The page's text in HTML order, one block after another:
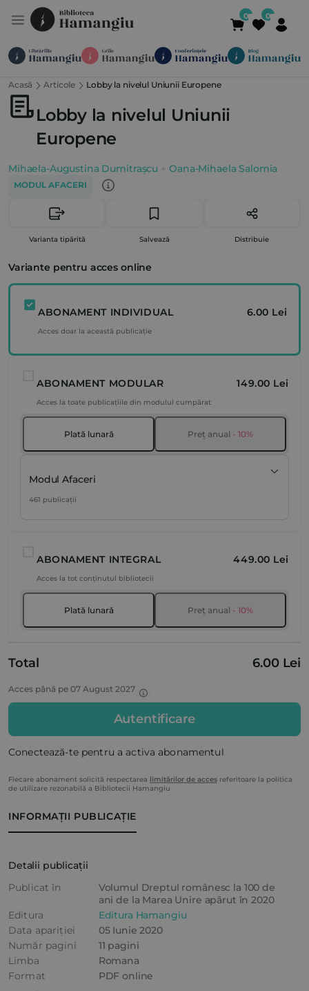
Module Publicații Abonamente
Suport Contact Newsletter 021 336 01 25
Acasă Articole Lobby la nivelul Uniunii Europene
Lobby la nivelul Uniunii
Europene
Mihaela-Augustina Dumitrașcu Oana-Mihaela Salomia
MODUL AFACERI
Varianta tipărită Salvează Distribuie
INFORMAȚII PUBLICAȚIE
Detalii publicații
Publicat în
Volumul Dreptul românesc la 100 de
ani de la Marea Unire apărut în 2020
Editura
Editura Hamangiu
Data apariției
05 Iunie 2020
Număr pagini
11 pagini
Limba
Romana
Format
PDF online
Variante pentru acces online
ABONAMENT INDIVIDUAL 6.00 Lei
Acces doar la această publicație
ABONAMENT MODULAR 149.00 Lei
Acces la toate publicațiile din modulul cumpărat
Plată lunară Preț anual - 10%
Modul Afaceri
461 publicații
ABONAMENT INTEGRAL 449.00 Lei
Acces la tot conținutul bibliotecii
Plată lunară Preț anual - 10%
Total 6.00 Lei
Acces până pe 07 August 2027
Autentificare
Conectează-te pentru a activa abonamentul
Fiecare abonament solicită respectarea limitărilor de acces referitoare la politica
de utilizare rezonabilă a Bibliotecii Hamangiu